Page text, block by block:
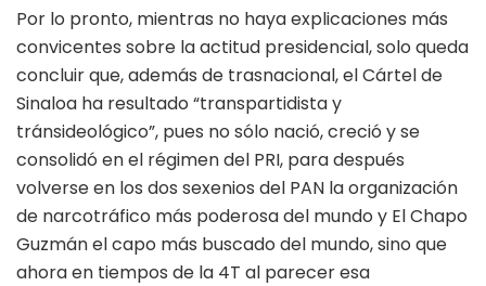
Por lo pronto, mientras no haya explicaciones más
convicentes sobre la actitud presidencial, solo queda
concluir que, además de trasnacional, el Cártel de
Sinaloa ha resultado “transpartidista y
tránsideológico”, pues no sólo nació, creció y se
consolidó en el régimen del PRI, para después
volverse en los dos sexenios del PAN la organización
de narcotráfico más poderosa del mundo y El Chapo
Guzmán el capo más buscado del mundo, sino que
ahora en tiempos de la 4T al parecer esa